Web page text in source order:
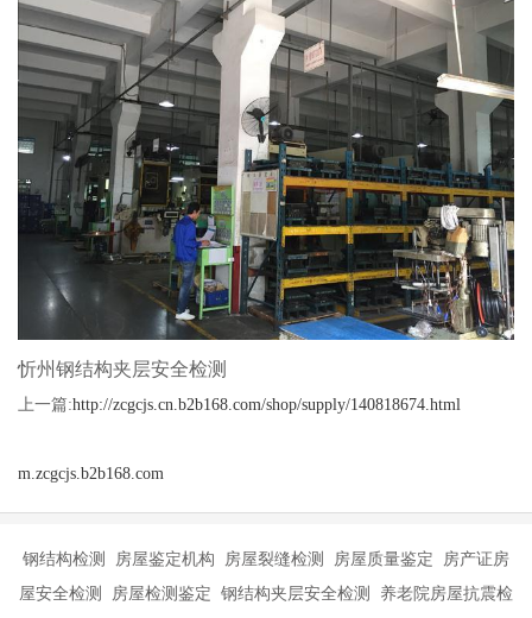
忻州钢结构夹层安全检测
上一篇:http://zcgcjs.cn.b2b168.com/shop/supply/140818674.html
m.zcgcjs.b2b168.com
钢结构检测 房屋鉴定机构 房屋裂缝检测 房屋质量鉴定 房产证房
屋安全检测 房屋检测鉴定 钢结构夹层安全检测 养老院房屋抗震检